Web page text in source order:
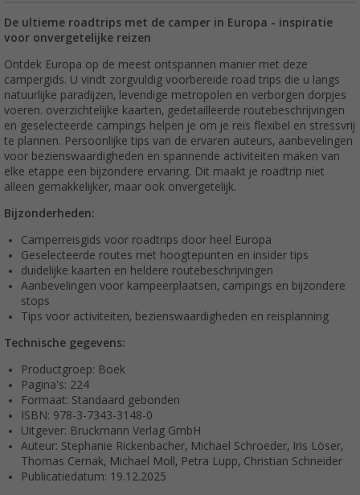
De ultieme roadtrips met de camper in Europa - inspiratie
voor onvergetelijke reizen
Ontdek Europa op de meest ontspannen manier met deze
campergids. U vindt zorgvuldig voorbereide road trips die u langs
natuurlijke paradijzen, levendige metropolen en verborgen dorpjes
voeren. overzichtelijke kaarten, gedetailleerde routebeschrijvingen
en geselecteerde campings helpen je om je reis flexibel en stressvrij
te plannen. Persoonlijke tips van de ervaren auteurs, aanbevelingen
voor bezienswaardigheden en spannende activiteiten maken van
elke etappe een bijzondere ervaring. Dit maakt je roadtrip niet
alleen gemakkelijker, maar ook onvergetelijk.
Bijzonderheden:
Camperreisgids voor roadtrips door heel Europa
Geselecteerde routes met hoogtepunten en insider tips
duidelijke kaarten en heldere routebeschrijvingen
Aanbevelingen voor kampeerplaatsen, campings en bijzondere
stops
Tips voor activiteiten, bezienswaardigheden en reisplanning
Technische gegevens:
Productgroep: Boek
Pagina's: 224
Formaat: Standaard gebonden
ISBN: 978-3-7343-3148-0
Uitgever: Bruckmann Verlag GmbH
Auteur: Stephanie Rickenbacher, Michael Schroeder, Iris Löser,
Thomas Cernak, Michael Moll, Petra Lupp, Christian Schneider
Publicatiedatum: 19.12.2025